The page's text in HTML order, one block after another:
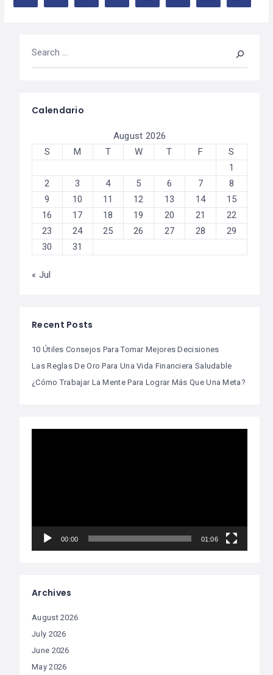
Calendario
August 2026
S
M T W T F
S
1
2
3 4 5 6 7
8
9
10 11 12 13 14
15
16
17 18 19 20 21
22
23
24 25 26 27 28
29
30
31
« Jul
Recent Posts
10 Útiles Consejos Para Tomar Mejores Decisiones
Las Reglas De Oro Para Una Vida Financiera Saludable
¿Cómo Trabajar La Mente Para Lograr Más Que Una Meta?
00:00 01:06
Archives
August 2026
July 2026
June 2026
May 2026